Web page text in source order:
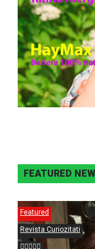
FEATURED
Featured
Revista Curiozitati